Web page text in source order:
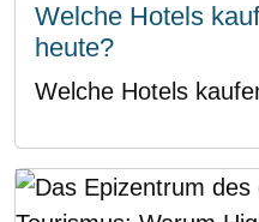
Welche Hotels
heute?
Welche Hotels